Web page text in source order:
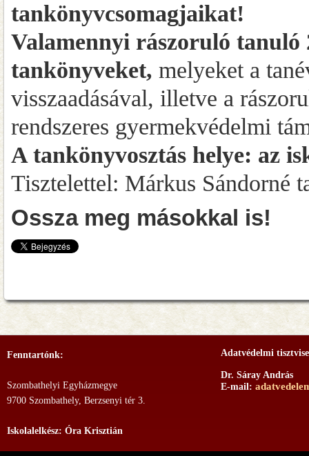
tankönyvcsomagjaikat!
Valamennyi rászoruló tanuló
tankönyveket, melyeket a
visszaadásával, illetve a
rendszeres gyermekvédelmi
A tankönyvosztás helye: az
Tisztelettel: Márkus Sándorné
Ossza meg másokkal is!
Fenntartónk:
Szombathelyi Egyházmegye
9700 Szombathely, Berzsenyi tér 3.
Iskolalelkész: Óra Krisztián
Adatvédelmi
Dr. Sáray András
E-mail: